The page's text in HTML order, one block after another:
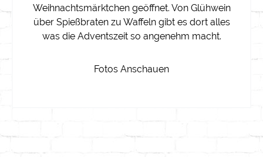
Weihnachtsmärktchen geöffnet. Von Glühwein
über Spießbraten zu Waffeln gibt es dort alles
was die Adventszeit so angenehm macht.
Fotos Anschauen